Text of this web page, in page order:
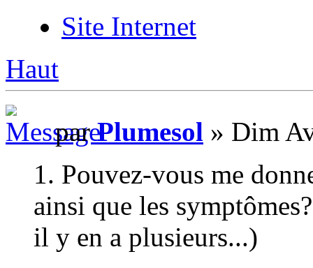
Site Internet
Haut
parPlumesol » Dim
1. Pouvez-vous me
ainsi que les
il y en a plusieurs...)